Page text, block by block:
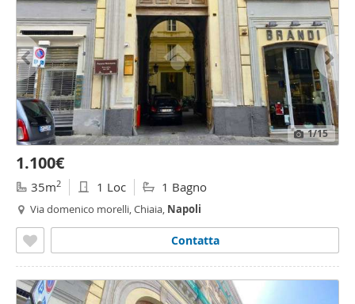
1/15
1.100€
35m2 1 Loc 1 Bagno
Via domenico morelli, Chiaia, Napoli
Contatta